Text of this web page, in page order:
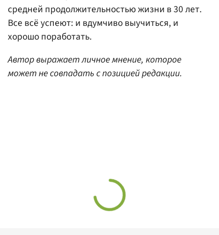
средней продолжительностью жизни в 30 лет.
Все всё успеют: и вдумчиво выучиться, и
хорошо поработать.
Автор выражает личное мнение, которое
может не совпадать с позицией редакции.